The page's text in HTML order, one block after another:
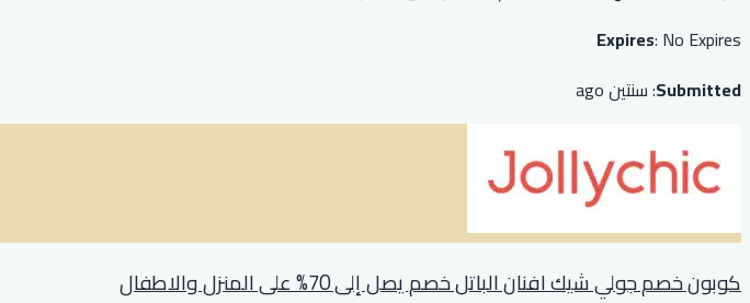
Expires: No Expires
Submitted: سنتين ago
كوبون خصم جولي شيك افنان الباتل خصم يصل إلى 70% على المنزل والاطفال